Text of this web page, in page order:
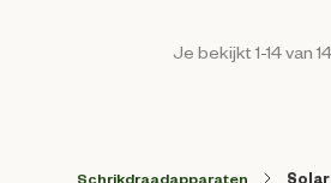
Je bekijkt 1-14 van
Schrikdraadapparaten